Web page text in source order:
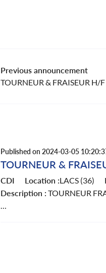
Previous announcement
TOURNEUR & FRAISEUR H/F
Published on 2024-03-05
TOURNEUR &
CDI Location :LACS (36)
Description : TOURNEUR